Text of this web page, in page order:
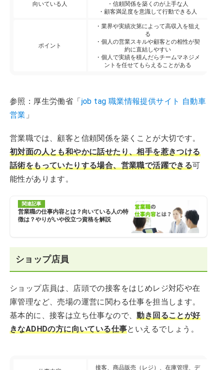
向いている人
・信頼関係を築くのが上手な人
・顧客満足度を意識して行動できる人
ポイント
・業界や実績次第によって高収入を狙え
る
・個人の営業スキルや顧客との相性が契
約に直結しやすい
・個人で実績を積んだらチームマネジメ
ントを任せてもらえることがある
参照：厚生労働省「job tag 職業情報提供サイト 自動車
営業 」
営業職では、顧客と信頼関係を築くことが大切です。
初対面の人とも和やかに話せたり、相手を惹きつける
話術をもっていたりする場合、営業職で活躍できる可
能性があります。
関連記事
営業職の仕事内容とは？向いている人の特
徴は？やりがいや役立つ資格を解説
ショップ店員
ショップ店員は、店頭での接客をはじめレジ対応や在
庫管理など、売場の運営に関わる仕事を担当します。
基本的に、接客は立ち仕事なので、動き回ることが好
きなADHDの方に向いている仕事といえるでしょう。
接客、商品販売（レジ）、在庫管理、デ